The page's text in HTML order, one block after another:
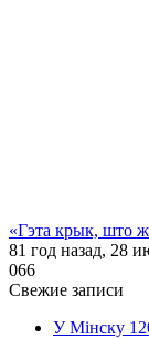
«Гэта крык, што
81 год назад, 28
066
Свежие записи
У Мінску